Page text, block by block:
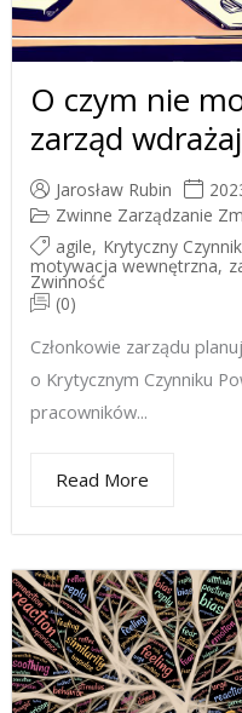
O czym nie
zarząd
Jarosław Rubin
Zwinne Zarządzanie
agile, Krytyczny
motywacja wewnętrzna,
Zwinność
(0)
Członkowie zarządu
o Krytycznym Czynniku
pracowników...
Read More